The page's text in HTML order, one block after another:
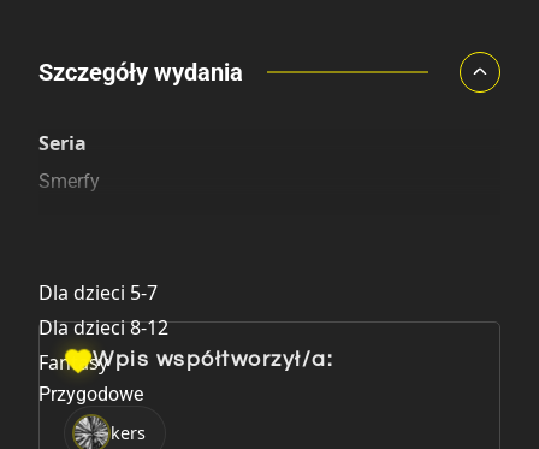
Porównaj ceny
Szczegóły wydania
Seria
Smerfy
Dla dzieci 5-7
Dla dzieci 8-12
Fantasy
Przygodowe
Wpis współtworzył/a:
kers